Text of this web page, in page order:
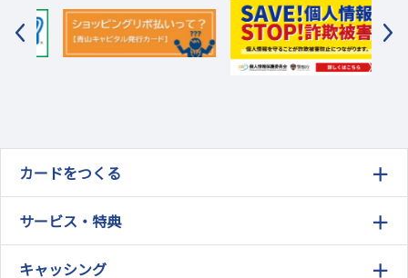
カードをつくる
サービス・特典
キャッシング